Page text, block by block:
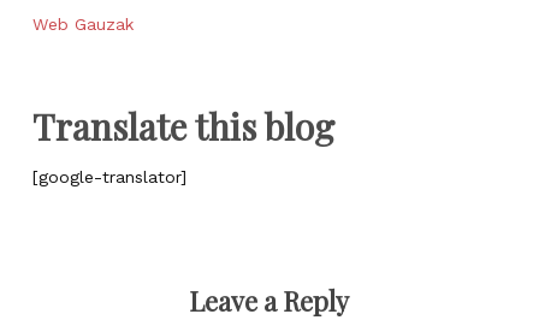
Web Gauzak
Translate this blog
[google-translator]
Leave a Reply